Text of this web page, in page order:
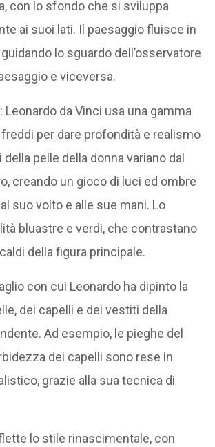
con lo sfondo che si sviluppa
ai suoi lati. Il paesaggio fluisce in
lo sguardo dell’osservatore
e viceversa.
: Leonardo da Vinci usa una gamma
per dare profondità e realismo
della pelle della donna variano dal
creando un gioco di luci ed ombre
suo volto e alle sue mani. Lo
bluastre e verdi, che contrastano
della figura principale.
con cui Leonardo ha dipinto la
dei capelli e dei vestiti della
Ad esempio, le pieghe del
dei capelli sono rese in
grazie alla sua tecnica di
lo stile rinascimentale, con